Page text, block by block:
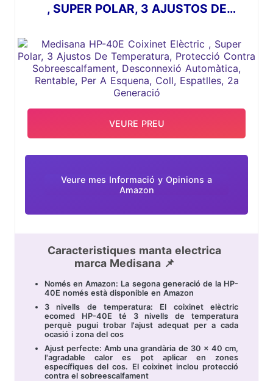
, SUPER POLAR, 3 AJUSTOS DE
SOBREESCALFAMENT, DESCONNEXIÓ
AUTOMÀTICA, RENTABLE, PER A
ESQUENA, COLL, ESPATLLES, 2A
GENERACIÓ
Veure mes Informació y Opinions a
Amazon
Caracteristiques manta electrica
marca Medisana 📌
Només en Amazon: La segona generació de la HP-
40E només està disponible en Amazon
3 nivells de temperatura: El coixinet elèctric
ecomed HP-40E té 3 nivells de temperatura
perquè pugui trobar l'ajust adequat per a cada
ocasió i zona del cos
Ajust perfecte: Amb una grandària de 30 x 40 cm,
l'agradable calor es pot aplicar en zones
específiques del cos. El coixinet inclou protecció
contra el sobreescalfament
VEURE PREU